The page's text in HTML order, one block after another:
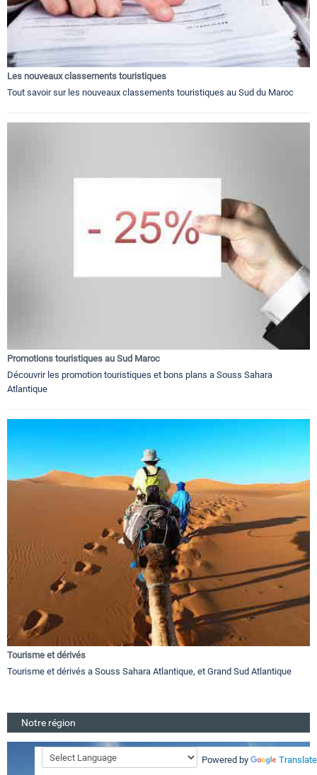
Les nouveaux classements touristiques
Tout savoir sur les nouveaux classements touristiques au Sud du Maroc
Promotions touristiques au Sud Maroc
Découvrir les promotion touristiques et bons plans a Souss Sahara
Atlantique
Tourisme et dérivés
Tourisme et dérivés a Souss Sahara Atlantique, et Grand Sud Atlantique
Notre région
Powered by Translate